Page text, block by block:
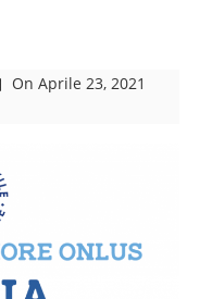
On Aprile 23, 2021